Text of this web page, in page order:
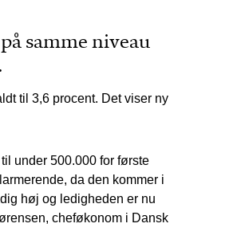
samme niveau
til 3,6 procent. Det viser ny
under 500.000 for første
da den kommer i
høj og ledigheden er nu
cheføkonom i Dansk